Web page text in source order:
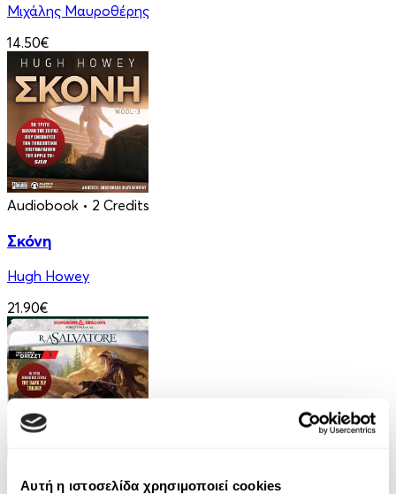
Αυτή η ιστοσελίδα χρησιμοποιεί cookies
Μιχάλης Μαυροθέρης
14.50€
Audiobook • 2 Credits
Σκόνη
Hugh Howey
21.90€